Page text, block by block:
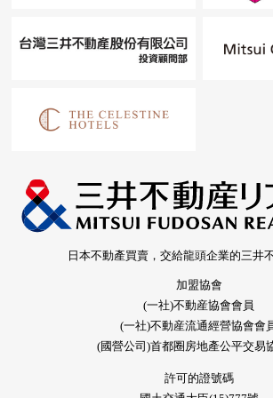
日本不動產買賣，交給龍頭企業的三井
加盟協會
(一社)不動産協會會員
(一社)不動産流通經營協會會
(國營公司)首都圈房地產公平交易
許可的證號碼